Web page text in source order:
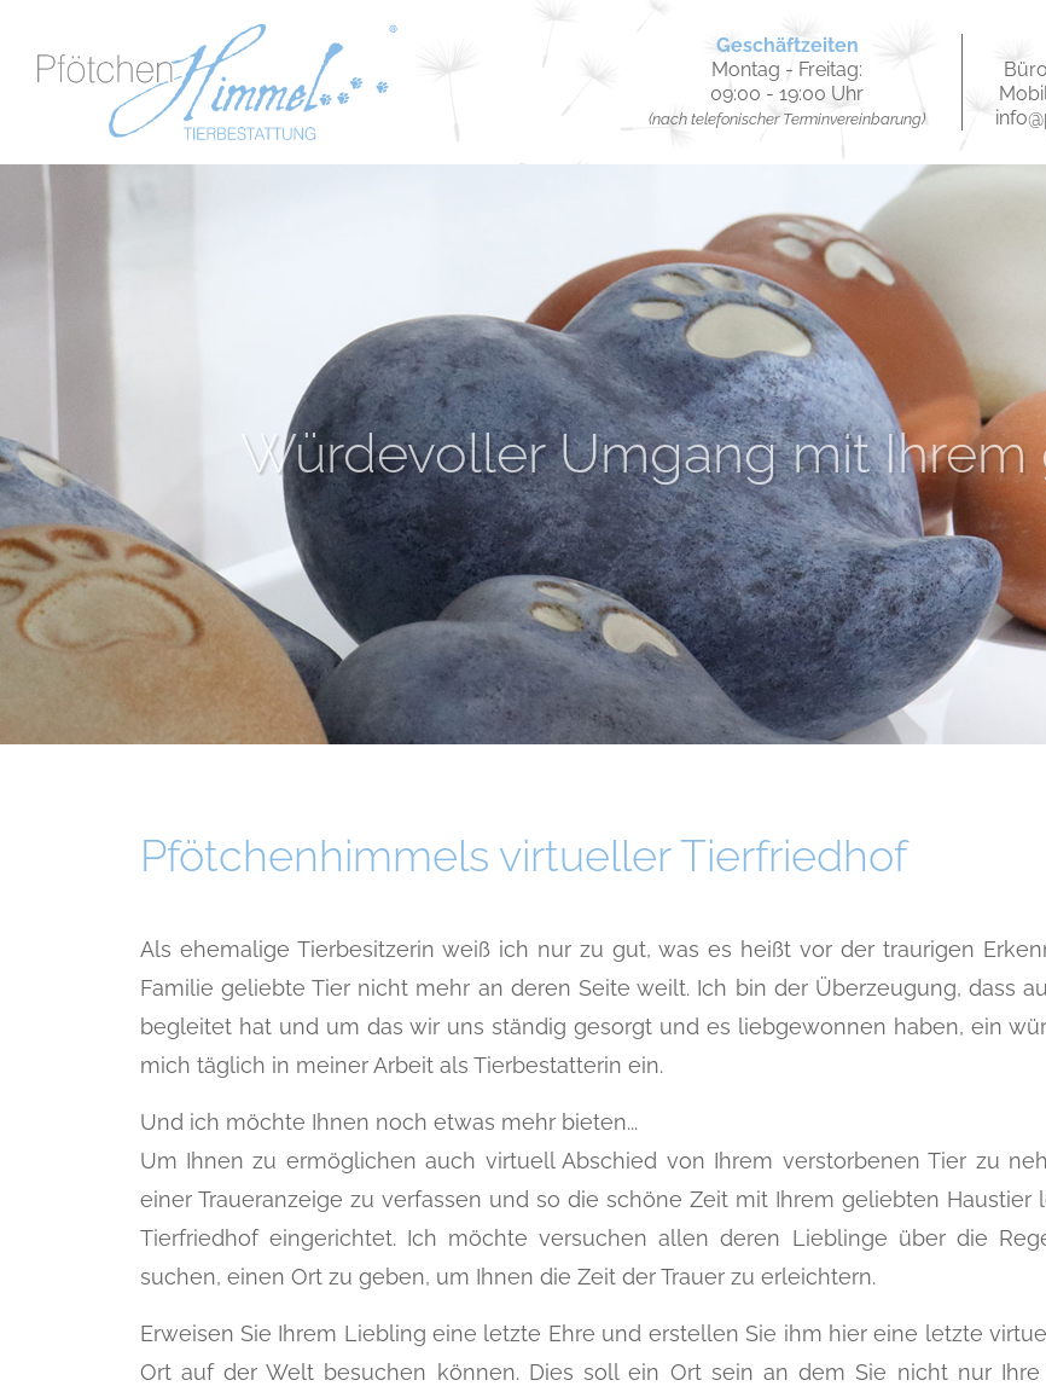
Geschäftzeiten
Montag - Freitag:
09:00 - 19:00 Uhr
(nach telefonischer Terminvereinbarung)
Einfühlsamer und
Pfötchenhimmels virtueller Tierfriedhof
Als ehemalige Tierbesitzerin weiß ich nur zu gut, was es heißt vor der traurigen
Familie geliebte Tier nicht mehr an deren Seite weilt. Ich bin der Überzeugung, dass
begleitet hat und um das wir uns ständig gesorgt und es liebgewonnen haben, ein
mich täglich in meiner Arbeit als Tierbestatterin ein.
Und ich möchte Ihnen noch etwas mehr bieten...
Um Ihnen zu ermöglichen auch virtuell Abschied von Ihrem verstorbenen Tier zu
einer Traueranzeige zu verfassen und so die schöne Zeit mit Ihrem geliebten
Tierfriedhof eingerichtet. Ich möchte versuchen allen deren Lieblinge über die
suchen, einen Ort zu geben, um Ihnen die Zeit der Trauer zu erleichtern.
Erweisen Sie Ihrem Liebling eine letzte Ehre und erstellen Sie ihm hier eine letzte
Ort auf der Welt besuchen können. Dies soll ein Ort sein an dem Sie nicht nur